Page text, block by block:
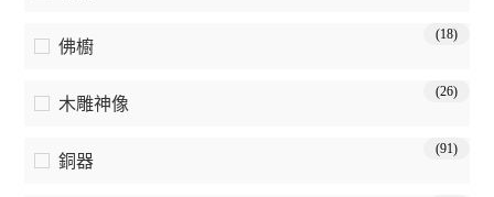
佛櫥
(18)
木雕神像
(26)
銅器
(91)